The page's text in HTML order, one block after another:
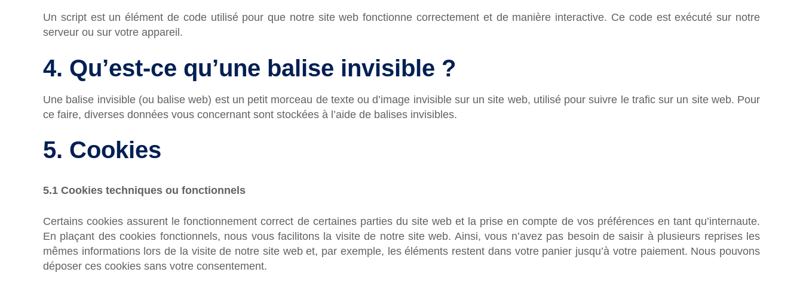
Un script est un élément de code utilisé pour que notre site web fonctionne correctement et de manière interactive. Ce code est exécuté sur notre
serveur ou sur votre appareil.
4. Qu’est-ce qu’une balise invisible ?
Une balise invisible (ou balise web) est un petit morceau de texte ou d’image invisible sur un site web, utilisé pour suivre le trafic sur un site web. Pour
ce faire, diverses données vous concernant sont stockées à l’aide de balises invisibles.
5. Cookies
5.1 Cookies techniques ou fonctionnels
Certains cookies assurent le fonctionnement correct de certaines parties du site web et la prise en compte de vos préférences en tant qu’internaute.
En plaçant des cookies fonctionnels, nous vous facilitons la visite de notre site web. Ainsi, vous n’avez pas besoin de saisir à plusieurs reprises les
mêmes informations lors de la visite de notre site web et, par exemple, les éléments restent dans votre panier jusqu’à votre paiement. Nous pouvons
déposer ces cookies sans votre consentement.